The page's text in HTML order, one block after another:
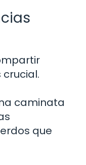
caminata
que